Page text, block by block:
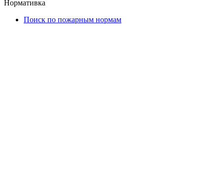
Нормативка
Поиск по пожарным нормам